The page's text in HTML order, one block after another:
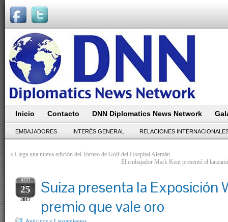
Inicio Contacto DNN Diplomatics News Network
EMBAJADORES INTERÉS GENERAL RELACIONES
« Llega una nueva edición del Torneo de Golf del Hospital Alemán
El embajador Mark Kent presentó el
AGO
25
2017
Suiza presenta la Exposición
premio que vale oro